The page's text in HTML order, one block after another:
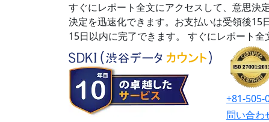
すぐにレポート全文にアクセスして、意思決
決定を迅速化できます。お支払いは受領後15
15日以内に完了できます。
すぐにレポート全
+81-505-
問い合わ